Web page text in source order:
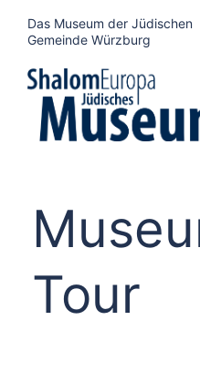
Zum
Inhalt
springen
Das Museum der Jüdischen
Gemeinde Würzburg
Tour